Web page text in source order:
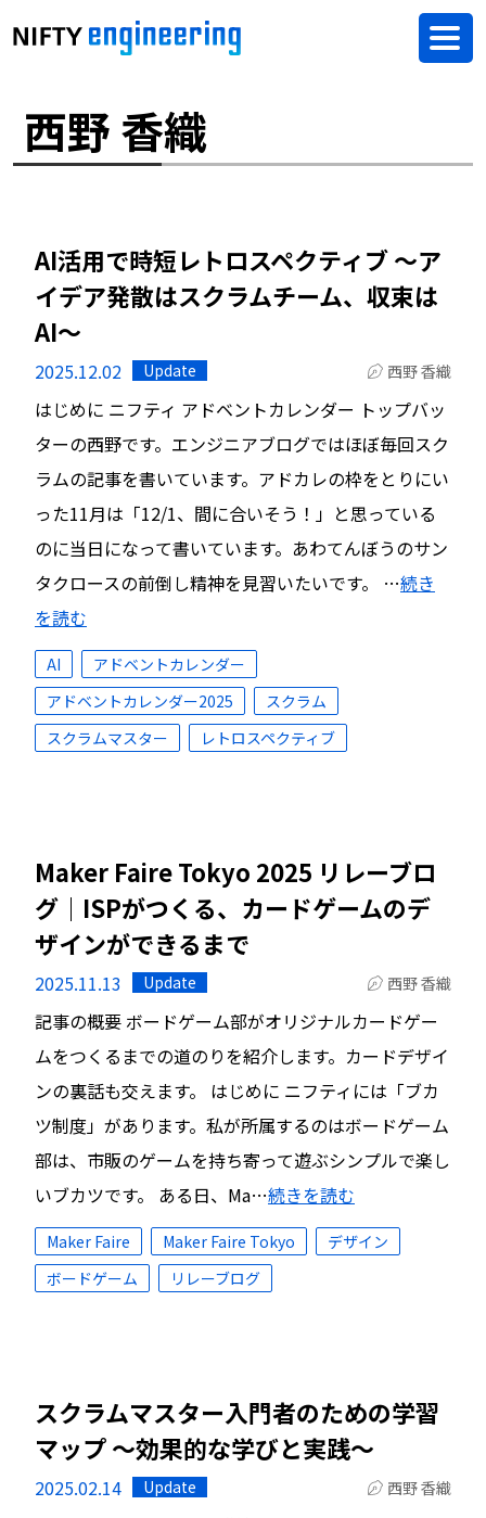
西野 香織
AI活用で時短レトロスペクティブ 〜ア
イデア発散はスクラムチーム、収束は
AI〜
2025.12.02 Update 西野 香織
はじめに ニフティ アドベントカレンダー トップバッ
ターの西野です。エンジニアブログではほぼ毎回スク
ラムの記事を書いています。アドカレの枠をとりにい
った11月は「12/1、間に合いそう！」と思っている
のに当日になって書いています。あわてんぼうのサン
タクロースの前倒し精神を見習いたいです。 …続き
を読む
AI
アドベントカレンダー
アドベントカレンダー2025
スクラム
スクラムマスター
レトロスペクティブ
Maker Faire Tokyo 2025 リレーブロ
グ｜ISPがつくる、カードゲームのデ
ザインができるまで
2025.11.13 Update 西野 香織
記事の概要 ボードゲーム部がオリジナルカードゲー
ムをつくるまでの道のりを紹介します。カードデザイ
ンの裏話も交えます。 はじめに ニフティには「ブカ
ツ制度」があります。私が所属するのはボードゲーム
部は、市販のゲームを持ち寄って遊ぶシンプルで楽し
いブカツです。 ある日、Ma…続きを読む
Maker Faire Maker Faire Tokyo
デザイン
ボードゲーム
リレーブログ
スクラムマスター入門者のための学習
マップ 〜効果的な学びと実践〜
2025.02.14 Update 西野 香織